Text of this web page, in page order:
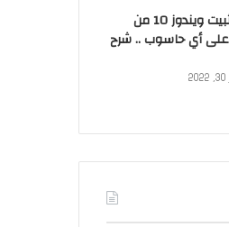
طريقة تثبيت ويندوز 10 من
أي حاسوب .. شرح